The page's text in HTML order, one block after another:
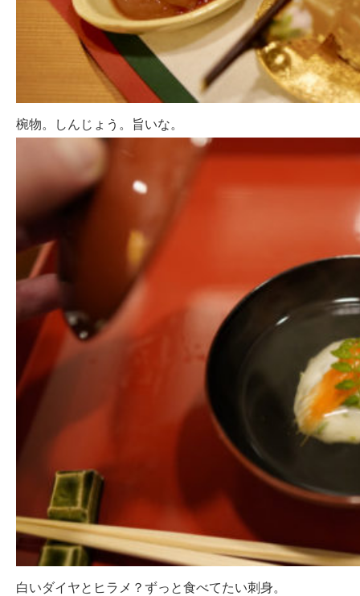
椀物。しんじょう。旨いな。
白いダイヤとヒラメ？ずっと食べてたい刺身。